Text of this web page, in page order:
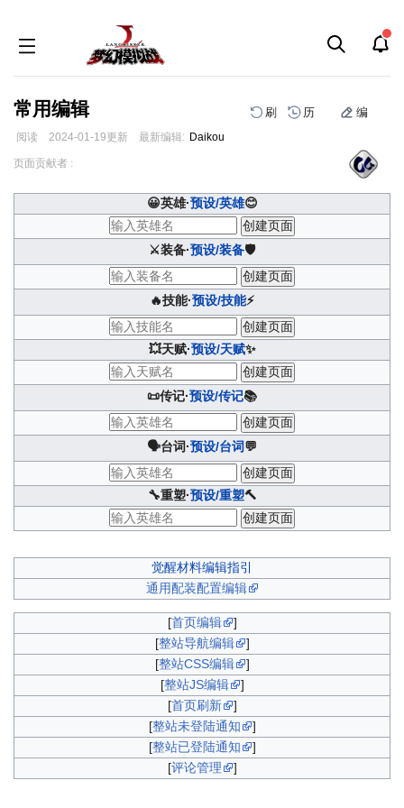
常用编辑 刷 历 编
阅读 2024-01-19更新 最新编辑: Daikou
跳
导
航
跳
搜
索
页面贡献者 :
😀英雄·预设/英雄😊
⚔️装备·预设/装备🛡️
🔥技能·预设/技能⚡
💥天赋·预设/天赋✨
📜传记·预设/传记📚
🗣台词·预设/台词💬
🔧重塑·预设/重塑🔨
觉醒材料编辑指引
通用配装配置编辑
[首页编辑
]
[整站导航编辑
]
[整站CSS编辑
]
[整站JS编辑
]
[首页刷新
]
[整站未登陆通知
]
[整站已登陆通知
]
[评论管理 ]